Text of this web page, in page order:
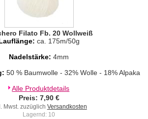
Filato Fb. 20 Wollweiß
ca. 175m/50g
Nadelstärke: 4mm
50 % Baumwolle - 32% Wolle - 18% Alpaka
Alle Produktdetails
Preis: 7,90 €
Mwst. zuzüglich Versandkosten
Lagernd: 10